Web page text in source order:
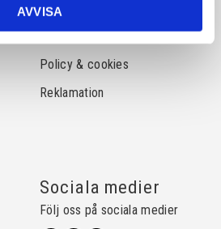
AVVISAFrågor & svar
Köpvillkor
Policy & cookies
Reklamation
Sociala medier
Följ oss på sociala medier